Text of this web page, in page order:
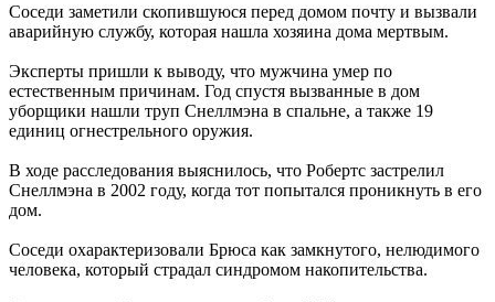
Соседи заметили скопившуюся перед домом почту и вызвали
аварийную службу, которая нашла хозяина дома мертвым.
Эксперты пришли к выводу, что мужчина умер по
естественным причинам. Год спустя вызванные в дом
уборщики нашли труп Снеллмэна в спальне, а также 19
единиц огнестрельного оружия.
В ходе расследования выяснилось, что Робертс застрелил
Снеллмэна в 2002 году, когда тот попытался проникнуть в его
дом.
Соседи охарактеризовали Брюса как замкнутого, нелюдимого
человека, который страдал синдромом накопительства.